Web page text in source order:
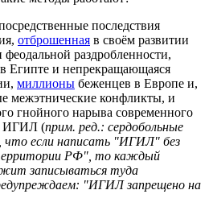
последствия
отброшенная в своём развитии
феодальной раздробленности,
Египте и непрекращающаяся
миллионы беженцев в Европе и,
межэтнические конфликты, и
гнойного нарыва современного
ИГИЛ (прим. ред.: сердобольные
если написать "ИГИЛ" без
РФ", то каждый
записываться туда
"ИГИЛ запрещено на